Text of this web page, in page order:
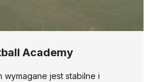
Academy
wymagane jest stabilne i